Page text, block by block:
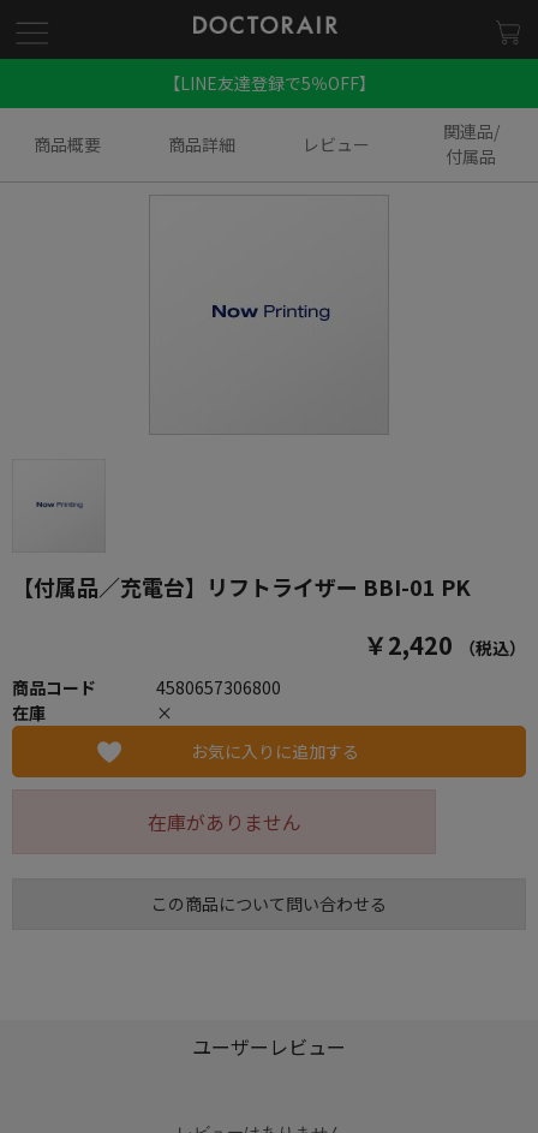
【LINE友達登録で5％OFF】
商品概要 商品詳細 レビュー
関連品/
付属品
【付属品／充電台】リフトライザー BBI-01 PK
￥2,420
（税込）
商品コード
4580657306800
在庫
×
お気に入りに追加する
在庫がありません
この商品について問い合わせる
ユーザーレビュー